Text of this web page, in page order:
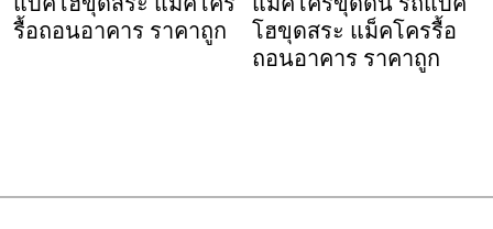
รื้อถอนอาคาร ราคาถูก
โฮขุดสระ แม็คโครรื้อ
ถอนอาคาร ราคาถูก